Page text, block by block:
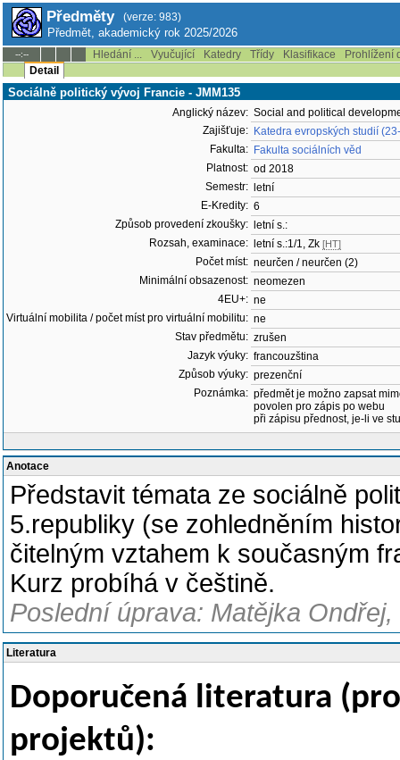
Předměty (verze: 983)
Předmět, akademický rok 2025/2026
--:-- Hledání ... Vyučující Katedry Třídy Klasifikace
Prohlížení
Detail
Sociálně politický vývoj Francie - JMM135
Anglický název: Social and political
Zajišťuje: Katedra evropských studií
Fakulta: Fakulta sociálních věd
Platnost: od 2018
Semestr:
letní
E-Kredity: 6
Způsob provedení zkoušky:
letní s.:
Rozsah, examinace:
letní s.:1/1, Zk [HT]
Počet míst: neurčen / neurčen (2)
Minimální obsazenost: neomezen
4EU+: ne
Virtuální mobilita / počet míst pro virtuální mobilitu: ne
Stav předmětu: zrušen
Jazyk výuky: francouzština
Způsob výuky: prezenční
Poznámka: předmět je možno zapsat
povolen pro zápis po webu
při zápisu přednost, je-li ve
Anotace
Představit témata ze sociálně
5.republiky (se zohledněním
čitelným vztahem k současným
Kurz probíhá v češtině.
Poslední úprava: Matějka
Literatura
Doporučená literatura
projektů):